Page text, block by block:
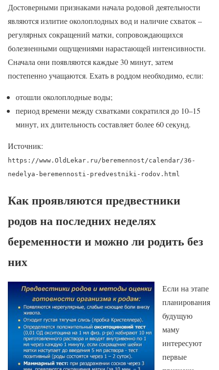
Достоверными признаками начала родовой деятельности
являются излитие околоплодных вод и наличие схваток –
регулярных сокращений матки, сопровождающихся
болезненными ощущениями нарастающей интенсивности.
Сначала они появляются каждые 30 минут, затем
постепенно учащаются. Ехать в роддом необходимо, если:
отошли околоплодные воды;
период времени между схватками сократился до 10–15
минут, их длительность составляет более 60 секунд.
Источник:
https://www.OldLekar.ru/beremennost/calendar/36-
nedelya-beremennosti-predvestniki-rodov.html
Как проявляются предвестники
родов на последних неделях
беременности и можно ли родить без
них
Если на этапе
планирования
будущую
маму
интересуют
первые